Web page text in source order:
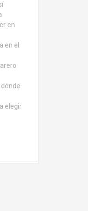
en
en el
elegir